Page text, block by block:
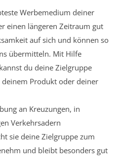
Werbemedium deiner
einen längeren Zeitraum gut
auf sich und können so
übermitteln. Mit Hilfe
du deine Zielgruppe
Produkt oder deiner
an Kreuzungen, in
Verkehrsadern
sie deine Zielgruppe zum
und bleibt besonders gut